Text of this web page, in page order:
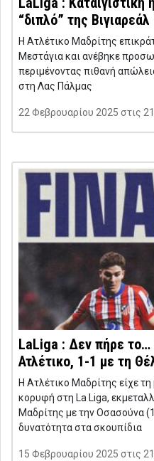
“διπλό” της
Η Ατλέτικο Μαδρίτης
Μεστάγια και ανέβηκε
περιμένοντας πιθανή
στη Λας Πάλμας
22 Φεβρουαρίου 2025 στις
LaLiga : Δεν πήρε
Ατλέτικο, 1-1 με τη
Η Ατλέτικο Μαδρίτης είχε
κορυφή στη La Liga,
Μαδρίτης με την Οσασούνα
δυνατότητα στα σκουπίδια
15 Φεβρουαρίου 2025 στις